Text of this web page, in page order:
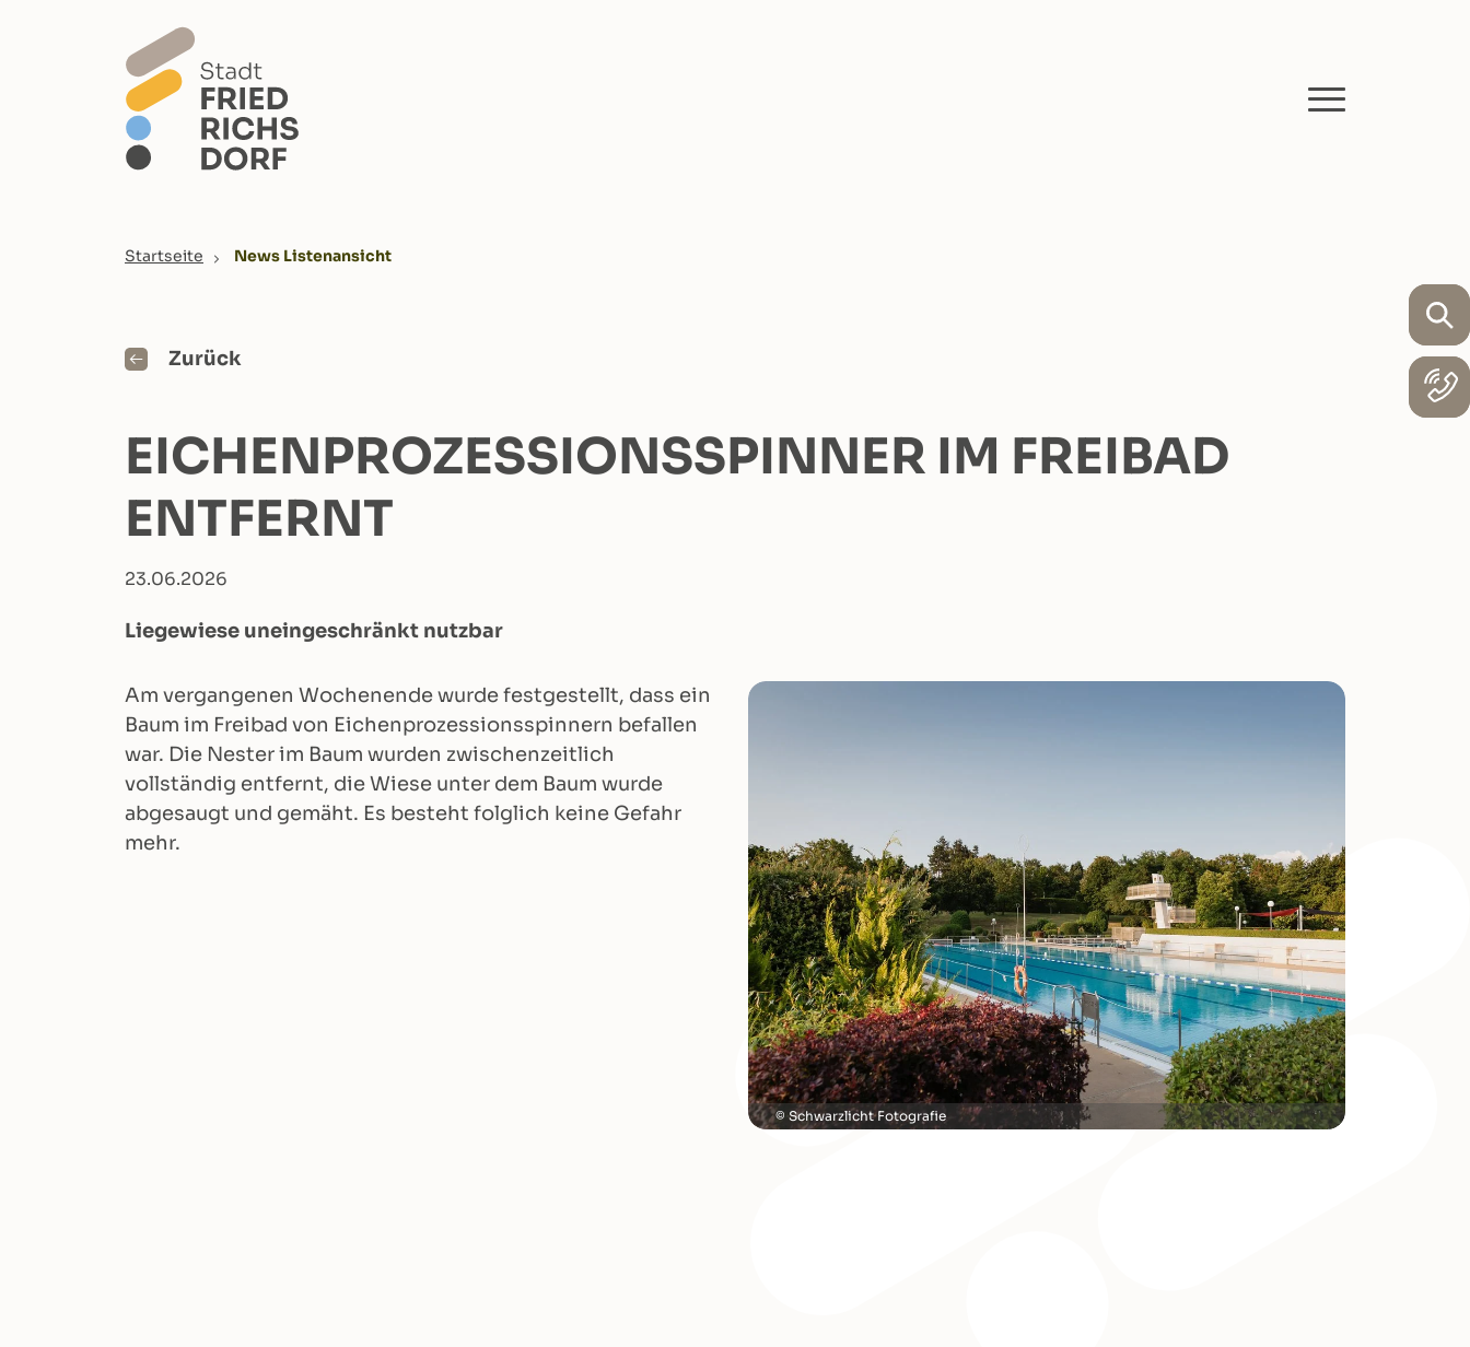
You are here:
Startseite News Listenansicht
Zurück
EICHENPROZESSIONSSPINNER IM FREIBAD
ENTFERNT
23.06.2026
Liegewiese uneingeschränkt nutzbar
Am vergangenen Wochenende wurde festgestellt, dass ein
Baum im Freibad von Eichenprozessionsspinnern befallen
war. Die Nester im Baum wurden zwischenzeitlich
vollständig entfernt, die Wiese unter dem Baum wurde
abgesaugt und gemäht. Es besteht folglich keine Gefahr
mehr.
Schwarzlicht Fotografie